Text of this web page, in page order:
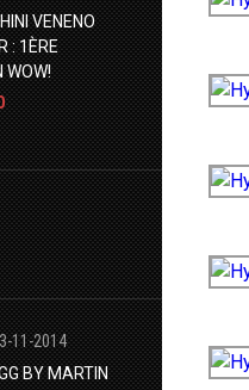
VENENO
: 1ÈRE
WOW!
11-2014
BY MARTIN